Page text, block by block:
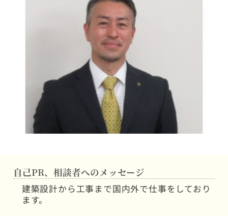
自己PR、相談者へのメッセージ
建築設計から工事まで国内外で仕事をしており
ます。